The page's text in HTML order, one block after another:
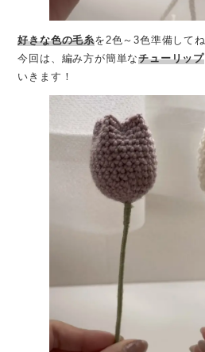
好きな色の毛糸を2色～3色準備してね
今回は、編み方が簡単なチューリップ
いきます！